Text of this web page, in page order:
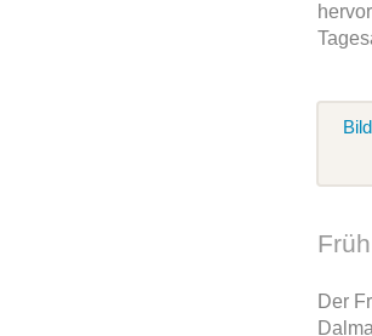
Der